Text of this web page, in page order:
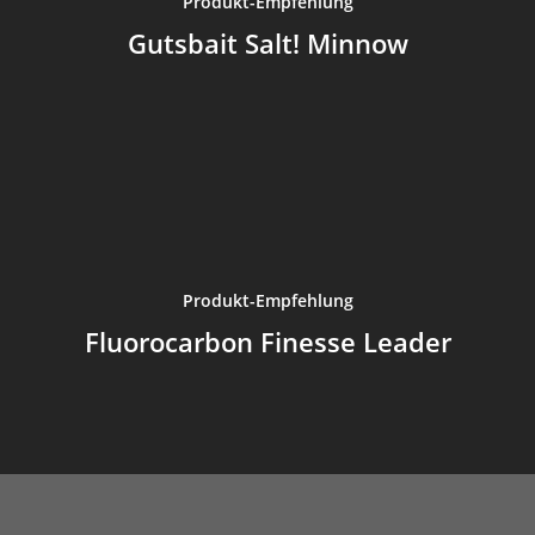
Gutsbait Salt! Minnow
Produkt-Empfehlung
Fluorocarbon Finesse Leader